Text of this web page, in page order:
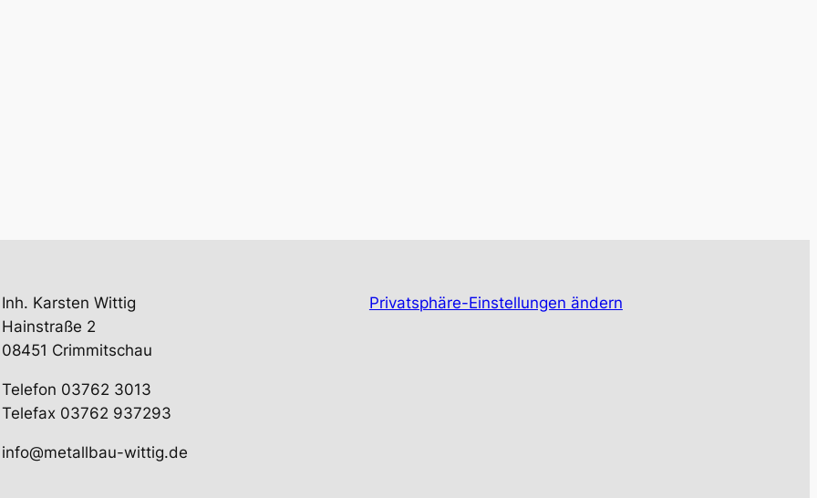
Inh. Karsten Wittig
Hainstraße 2
08451 Crimmitschau
Telefon 03762 3013
Telefax 03762 937293
info@metallbau-wittig.de
Privatsphäre-Einstellungen ändern